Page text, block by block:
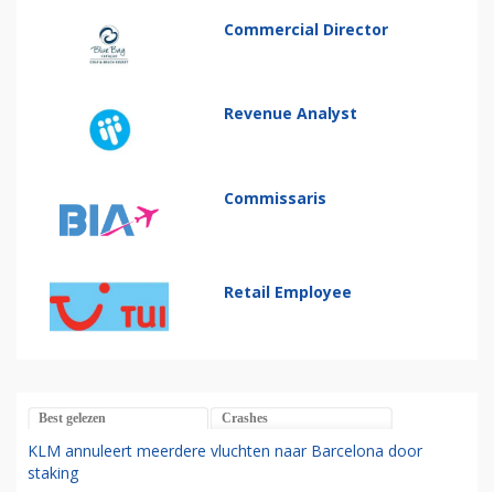
Commercial Director
Revenue Analyst
Commissaris
Retail Employee
Best gelezen Crashes
KLM annuleert meerdere vluchten naar Barcelona door
staking